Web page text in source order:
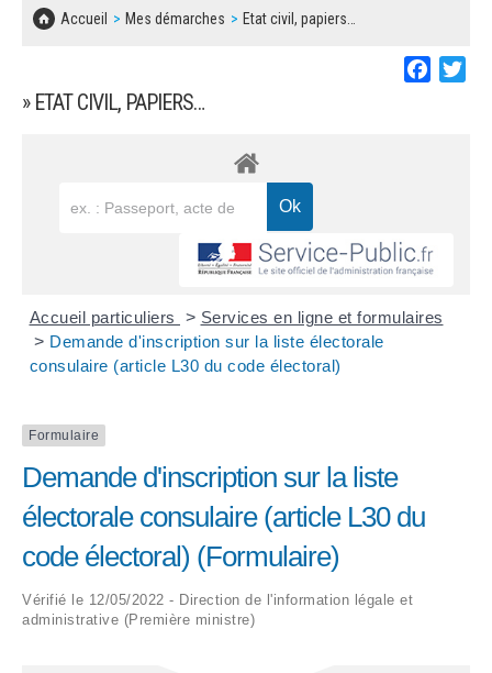
Accueil Mes démarches Etat civil, papiers…
» ETAT CIVIL, PAPIERS…
Accueil particuliers > Services en ligne et formulaires
> Demande d'inscription sur la liste électorale
consulaire (article L30 du code électoral)
Formulaire
Demande d'inscription sur la liste
électorale consulaire (article L30 du
code électoral) (Formulaire)
Vérifié le 12/05/2022 - Direction de l'information légale et
administrative (Première ministre)
CONCERTATIONS PUBLIQUES
SOLIDARITÉ, LOGEMENT
DECHETS
BESOIN D'UNE AIDE ?
LES ASSOCIATIONS
MARCHÉS PUBLICS
REGLEMENT LOCAL DE PUBLICITÉ
DECLARATION DE DEMARCHAGE
DOSSIER DE DEMANDE DE SUBVENTION
DEMANDE DE PRÊT DE MATERIEL
FICHE D'ORGANISATION MANIFESTATION
PLAN D'ACTION MUNICIPAL
ARRÊTÉS MUNICIPAUX
DÉLIBÉRATIONS